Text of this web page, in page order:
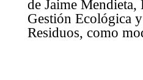
de Jaime Mendieta,
Gestión Ecológica
Residuos, como